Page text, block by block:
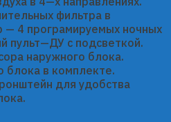
фильтра в
— 4 програмируемых ночных
пульт—ДУ с подсветкой.
наружного блока.
блока в комплекте.
для удобства